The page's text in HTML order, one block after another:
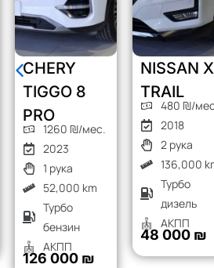
CHERY
TIGGO 8
PRO
1260 ₪/мес.
2023
1 рука
52,000 km
Турбо
бензин
АКПП
126 000 ₪
NISSAN X-
TRAIL
480 ₪/мес.
2018
2 рука
136,000 km
Турбо
дизель
АКПП
48 000 ₪